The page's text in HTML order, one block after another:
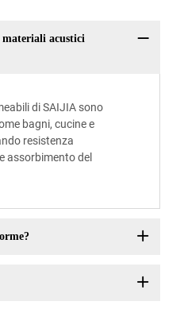
acustici
di SAIJIA sono
bagni, cucine e
resistenza
assorbimento del